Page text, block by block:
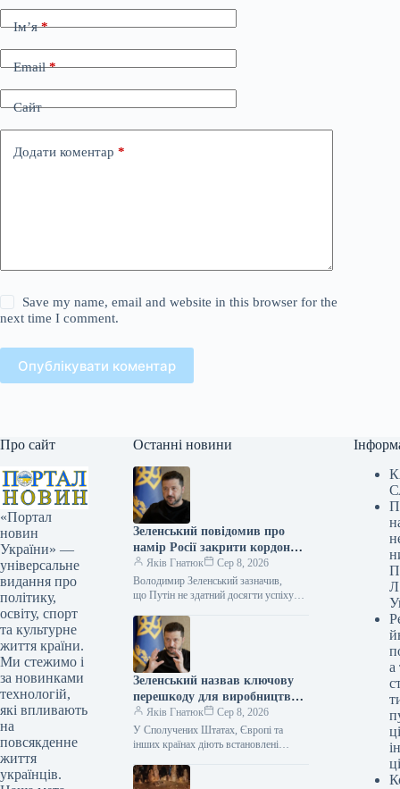
Ім’я*
Email*
Сайт
Додати коментар *
Save my name, email and website in this browser for the
next time I comment.
Опублікувати коментар
Про сайт
«Портал
новин
України» —
універсальне
видання про
політику,
освіту, спорт
та культурне
життя країни.
Ми стежимо і
за новинками
технологій,
які впливають
на
повсякденне
життя
українців.
Останні новини
Зеленський повідомив про
намір Росії закрити кордони
та провести нову мобілізацію.
Яків Гнатюк
Сер 8, 2026
Володимир Зеленський зазначив,
що Путін не здатний досягти успіху
загальний призов і спробує
маніпулювати домовленостями
зі США, щоб представити своєму…
Зеленський назвав ключову
перешкоду для виробництва
українських ракет для Patriot.
Яків Гнатюк
Сер 8, 2026
У Сполучених Штатах, Європі та
інших країнах діють встановлені
обійти. Володимир Зеленський / ©…
Л
а
ці